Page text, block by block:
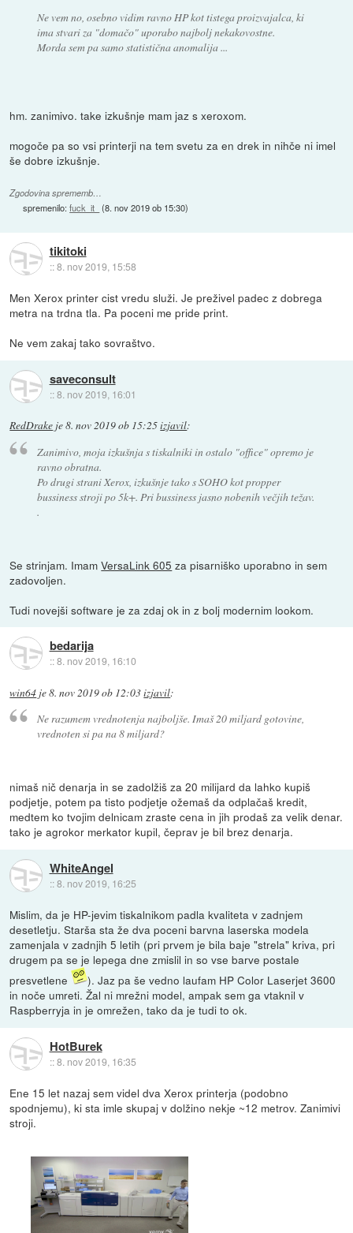
Ne vem no, osebno vidim ravno HP kot tistega proizvajalca, ki
ima stvari za "domačo" uporabo najbolj nekakovostne.
Morda sem pa samo statistična anomalija ...
hm. zanimivo. take izkušnje mam jaz s xeroxom.
mogoče pa so vsi printerji na tem svetu za en drek in nihče ni imel
še dobre izkušnje.
Zgodovina sprememb…
spremenilo:fuck_it_ (8. nov 2019 ob 15:30)
tikitoki
::8. nov 2019, 15:58
Men Xerox printer cist vredu služi. Je preživel padec z dobrega
metra na trdna tla. Pa poceni me pride print.
Ne vem zakaj tako sovraštvo.
saveconsult
::8. nov 2019, 16:01
RedDrake je8. nov 2019 ob 15:25izjavil:
Zanimivo, moja izkušnja s tiskalniki in ostalo "office" opremo je
ravno obratna.
Po drugi strani Xerox, izkušnje tako s SOHO kot propper
bussiness stroji po 5k+. Pri bussiness jasno nobenih večjih težav.
.
Se strinjam. ImamVersaLink 605 za pisarniško uporabno in sem
zadovoljen.
Tudi novejši software je za zdaj ok in z bolj modernim lookom.
bedarija
::8. nov 2019, 16:10
win64 je8. nov 2019 ob 12:03izjavil:
Ne razumem vrednotenja najboljše. Imaš 20 miljard gotovine,
vrednoten si pa na 8 miljard?
nimaš nič denarja in se zadolžiš za 20 milijard da lahko kupiš
podjetje, potem pa tisto podjetje ožemaš da odplačaš kredit,
medtem ko tvojim delnicam zraste cena in jih prodaš za velik denar.
tako je agrokor merkator kupil, čeprav je bil brez denarja.
WhiteAngel
::8. nov 2019, 16:25
Mislim, da je HP-jevim tiskalnikom padla kvaliteta v zadnjem
desetletju. Starša sta že dva poceni barvna laserska modela
zamenjala v zadnjih 5 letih (pri prvem je bila baje "strela" kriva, pri
drugem pa se je lepega dne zmislil in so vse barve postale
presvetlene
). Jaz pa še vedno laufam HP Color Laserjet 3600
in noče umreti. Žal ni mrežni model, ampak sem ga vtaknil v
Raspberryja in je omrežen, tako da je tudi to ok.
HotBurek
::8. nov 2019, 16:35
Ene 15 let nazaj sem videl dva Xerox printerja (podobno
spodnjemu), ki sta imle skupaj v dolžino nekje ~12 metrov. Zanimivi
stroji.